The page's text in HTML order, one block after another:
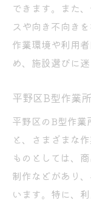
できます。また
スや向き不向き
作業環境や利用
め、施設選びに
平野区B型作業
平野区のB型作業
と、さまざまな
ものとしては、
制作などがあり
います。特に、